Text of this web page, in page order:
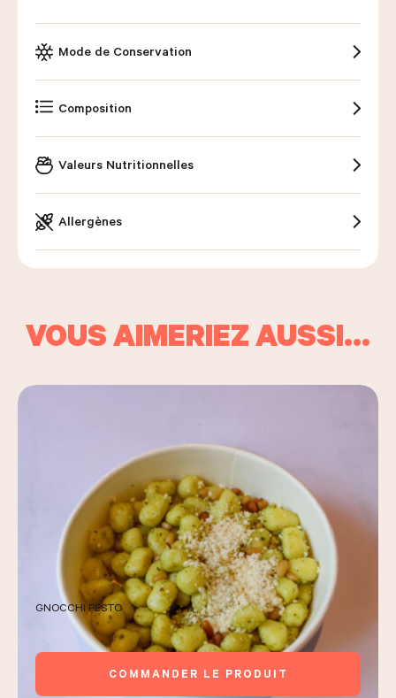
Mode de Conservation
Composition
Valeurs Nutritionnelles
Allergènes
VOUS AIMERIEZ AUSSI…
GNOCCHI PESTO
COMMANDER LE PRODUIT